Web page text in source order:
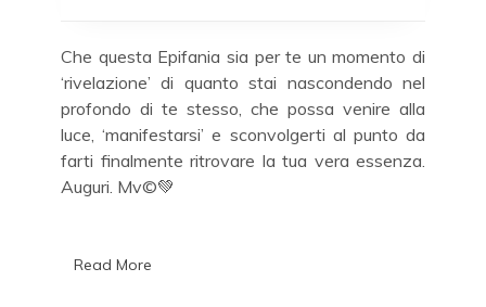
Che questa Epifania sia per te un momento di
‘rivelazione’ di quanto stai nascondendo nel
profondo di te stesso, che possa venire alla
luce, ‘manifestarsi’ e sconvolgerti al punto da
farti finalmente ritrovare la tua vera essenza.
Auguri. Mv©️💚
Read More